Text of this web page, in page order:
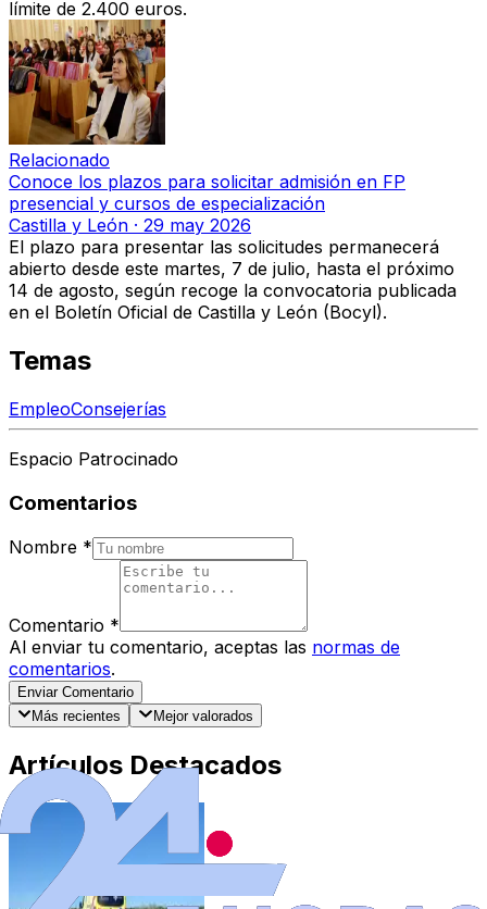
límite de 2.400 euros.
Relacionado
Conoce los plazos para solicitar admisión en FP
presencial y cursos de especialización
Castilla y León · 29 may 2026
El plazo para presentar las solicitudes permanecerá
abierto desde este martes, 7 de julio, hasta el próximo
14 de agosto, según recoge la convocatoria publicada
en el Boletín Oficial de Castilla y León (Bocyl).
Temas
EmpleoConsejerías
Espacio Patrocinado
Comentarios
Nombre *
Comentario *
Al enviar tu comentario, aceptas las normas de
comentarios.
Enviar Comentario
Más recientes
Mejor valorados
Artículos Destacados